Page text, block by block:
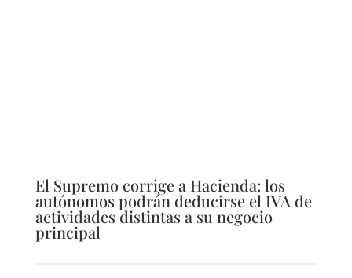
El Supremo corrige a Hacienda: los
autónomos podrán deducirse el IVA de
actividades distintas a su negocio
principal